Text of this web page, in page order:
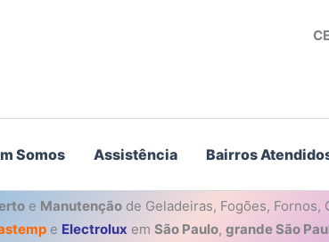
Somos Assistência Bairros
e Manutenção de Geladeiras, Fogões, Fornos,
e Electrolux em São Paulo, grande São